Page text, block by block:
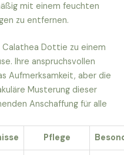
mit einem feuchten
zu entfernen.
Dottie zu einem
Ihre anspruchsvollen
Aufmerksamkeit, aber die
Musterung dieser
Anschaffung für alle
Pflege